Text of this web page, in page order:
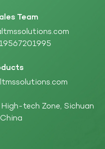
Team
tech Zone, Sichuan